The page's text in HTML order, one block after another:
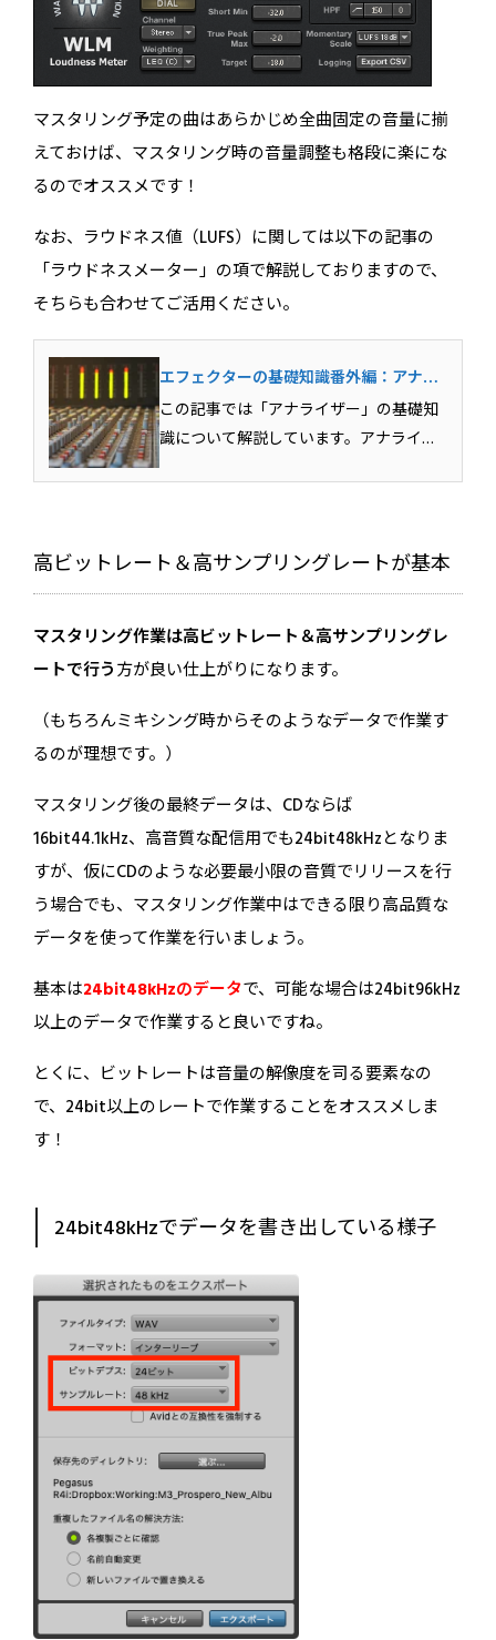
マスタリング予定の曲はあらかじめ全曲固定の音量に揃
えておけば、マスタリング時の音量調整も格段に楽にな
るのでオススメです！
なお、ラウドネス値（LUFS）に関しては以下の記事の
「ラウドネスメーター」の項で解説しておりますので、
そちらも合わせてご活用ください。
エフェクターの基礎知識番外編：アナラ
イザーの基礎を理解しよう！
この記事では「アナライザー」の基礎知
識について解説しています。アナライザ
によって使用目的も異なりますので、正
高ビットレート＆高サンプリングレートが基本
マスタリング作業は高ビットレート＆高サンプリングレ
ートで行う方が良い仕上がりになります。
（もちろんミキシング時からそのようなデータで作業す
るのが理想です。）
マスタリング後の最終データは、CDならば
16bit44.1kHz、高音質な配信用でも24bit48kHzとなりま
すが、仮にCDのような必要最小限の音質でリリースを行
う場合でも、マスタリング作業中はできる限り高品質な
データを使って作業を行いましょう。
基本は24bit48kHzのデータで、可能な場合は24bit96kHz
以上のデータで作業すると良いですね。
とくに、ビットレートは音量の解像度を司る要素なの
で、24bit以上のレートで作業することをオススメしま
す！
24bit48kHzでデータを書き出している様子